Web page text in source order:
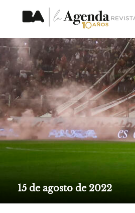
15 de agosto de 2022